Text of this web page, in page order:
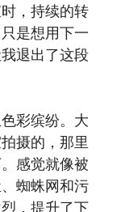
，持续的转
是想用下一
退出了这段
彩缤纷。大
摄的，那里
感觉就像被
蜘蛛网和污
，提升了下